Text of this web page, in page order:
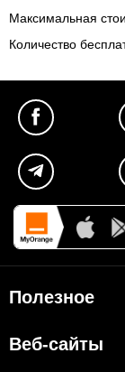
Максимальная
Количество
Полезное
Веб-сайты